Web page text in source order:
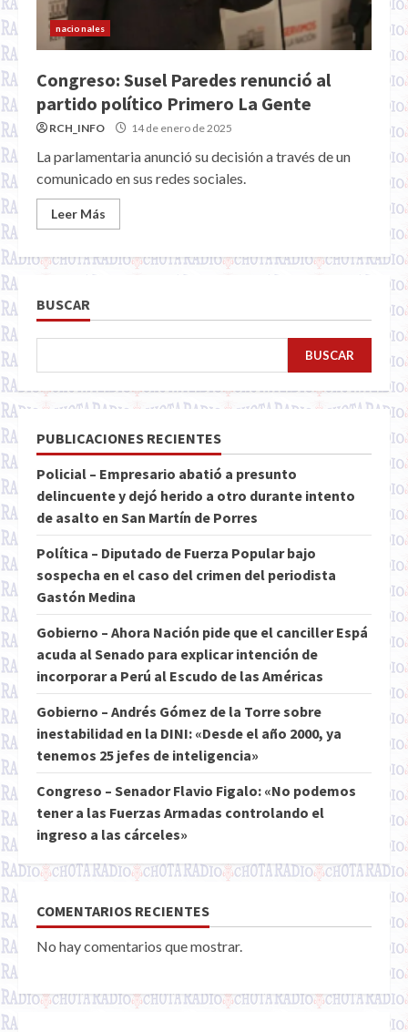
nacionales
Congreso: Susel Paredes renunció al
partido político Primero La Gente
RCH_INFO 14 de enero de 2025
La parlamentaria anunció su decisión a través de un
comunicado en sus redes sociales.
Leer Más
BUSCAR
BUSCAR
PUBLICACIONES RECIENTES
Policial – Empresario abatió a presunto
delincuente y dejó herido a otro durante intento
de asalto en San Martín de Porres
Política – Diputado de Fuerza Popular bajo
sospecha en el caso del crimen del periodista
Gastón Medina
Gobierno – Ahora Nación pide que el canciller Espá
acuda al Senado para explicar intención de
incorporar a Perú al Escudo de las Américas
Gobierno – Andrés Gómez de la Torre sobre
inestabilidad en la DINI: «Desde el año 2000, ya
tenemos 25 jefes de inteligencia»
Congreso – Senador Flavio Figalo: «No podemos
tener a las Fuerzas Armadas controlando el
ingreso a las cárceles»
COMENTARIOS RECIENTES
No hay comentarios que mostrar.